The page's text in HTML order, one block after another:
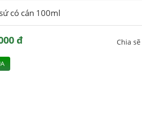
có cán 100ml
đ Chia sẽ